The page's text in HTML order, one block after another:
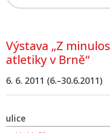
Výstava „Z
atletiky v Brně“
6. 6. 2011 (6.–30.6.2011)
ulice